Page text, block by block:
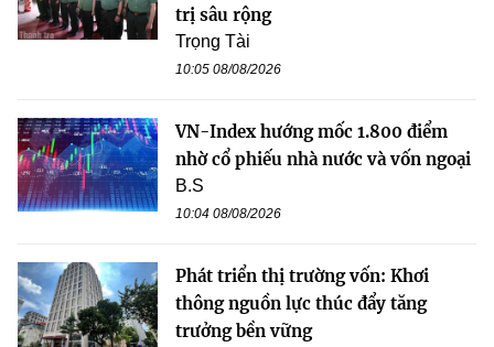
trị sâu rộng
Trọng Tài
10:05 08/08/2026
VN-Index hướng mốc 1.800 điểm
nhờ cổ phiếu nhà nước và vốn ngoại
B.S
10:04 08/08/2026
Phát triển thị trường vốn: Khơi
thông nguồn lực thúc đẩy tăng
trưởng bền vững